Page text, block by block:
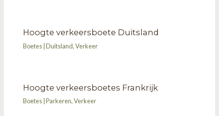
Hoogte verkeersboete Duitsland
Boetes|Duitsland,Verkeer
Hoogte verkeersboetes Frankrijk
Boetes |Parkeren,Verkeer